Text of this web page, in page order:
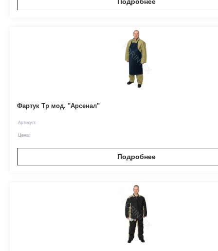
Фартук Тр мод. "Арсенал"
Артикул:
Цена:
Подробнее